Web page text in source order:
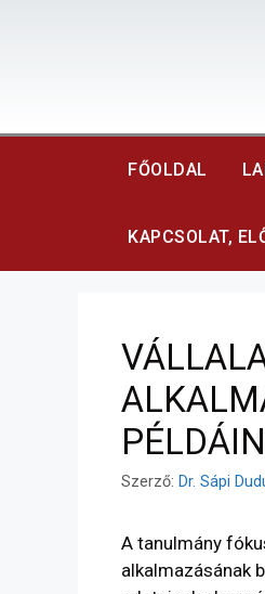
FŐOLDAL
KAPCSOLAT,
Szerző: Dr. Sápi
A tanulmány
alkalmazásának